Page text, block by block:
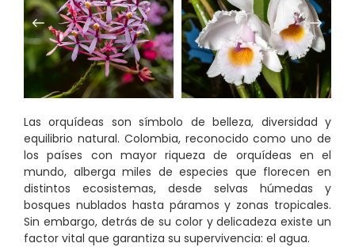
Las orquídeas son símbolo de belleza, diversidad y
equilibrio natural. Colombia, reconocido como uno de
los países con mayor riqueza de orquídeas en el
mundo, alberga miles de especies que florecen en
distintos ecosistemas, desde selvas húmedas y
bosques nublados hasta páramos y zonas tropicales.
Sin embargo, detrás de su color y delicadeza existe un
factor vital que garantiza su supervivencia: el agua.